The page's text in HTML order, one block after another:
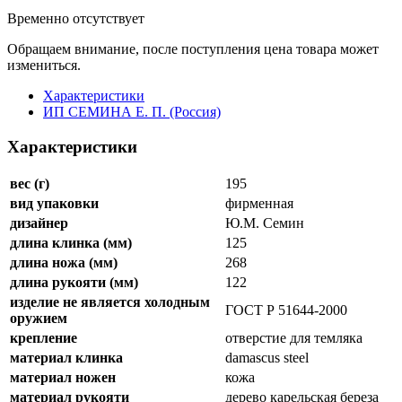
30000
Нож с фиксированным
клинком Кайман, 12,5 см,
SM_66046, ИП Семина Е. П.
Код: 156299
Артикул:SM_66046
Каталог:
С фиксированным клинком, Ножи охотничьи и
туристические
Торговая марка: ИП СЕМИНА Е. П. (Россия)
23000
Временно отсутствует
Обращаем внимание, после поступления цена товара может
измениться.
ИП СЕМИНА Е. П. (Россия)